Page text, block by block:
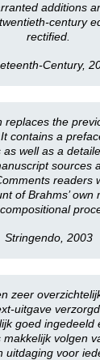
additions
century
rectified.
Century,
replaces the
contains a
well as a
sources
readers
of Brahms’ own
Stringendo, 2003
zeer
uitgave
goed ingedeeld
volgen
uitdaging voor